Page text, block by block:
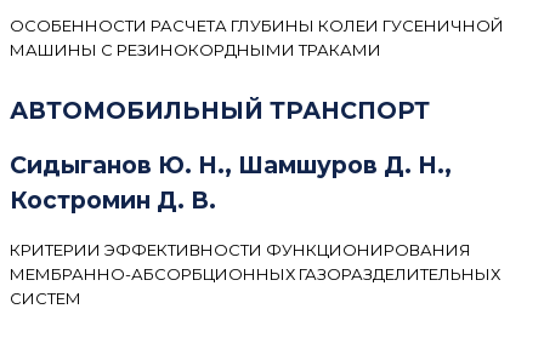
ОСОБЕННОСТИ РАСЧЕТА ГЛУБИНЫ КОЛЕИ ГУСЕНИЧНОЙ
МАШИНЫ С РЕЗИНОКОРДНЫМИ ТРАКАМИ
АВТОМОБИЛЬНЫЙ ТРАНСПОРТ
Сидыганов Ю. Н., Шамшуров Д. Н.,
Костромин Д. В.
КРИТЕРИИ ЭФФЕКТИВНОСТИ ФУНКЦИОНИРОВАНИЯ
МЕМБРАННО-АБСОРБЦИОННЫХ ГАЗОРАЗДЕЛИТЕЛЬНЫХ
СИСТЕМ